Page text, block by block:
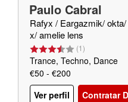
Paulo Cabral
Rafyx / Eargazmik/
x/ amelie lens
(1)
Trance, Techno, Dance
€50 - €200
Ver perfil
Contratar